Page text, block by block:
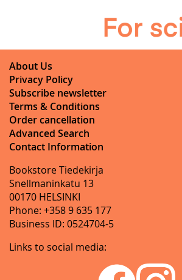
About Us
Privacy Policy
Subscribe newsletter
Terms & Conditions
Order cancellation
Advanced Search
Contact Information
Bookstore Tiedekirja
Snellmaninkatu 13
00170 HELSINKI
Phone: +358 9 635 177
Business ID: 0524704-5
Links to social media: